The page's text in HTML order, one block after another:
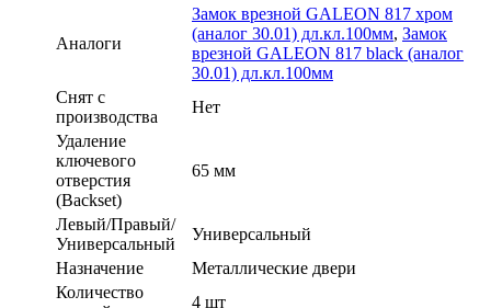
Аналоги
Замок врезной GALEON 817 хром
(аналог 30.01) дл.кл.100мм, Замок
врезной GALEON 817 black (аналог
30.01) дл.кл.100мм
Cнят с
производства
Нет
Удаление
ключевого
отверстия
(Backset)
65 мм
Левый/Правый/
Универсальный
Универсальный
Назначение
Металлические двери
Количество
4 шт